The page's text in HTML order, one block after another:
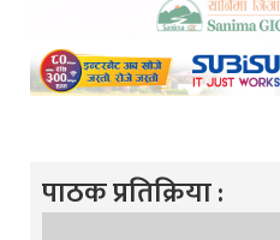
पाठक प्रतिक्रिया :